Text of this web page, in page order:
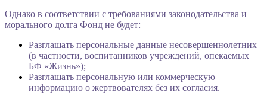
Однако в соответствии с требованиями законодательства и
морального долга Фонд не будет:
Разглашать персональные данные несовершеннолетних
(в частности, воспитанников учреждений, опекаемых
БФ «Жизнь»);
Разглашать персональную или коммерческую
информацию о жертвователях без их согласия.